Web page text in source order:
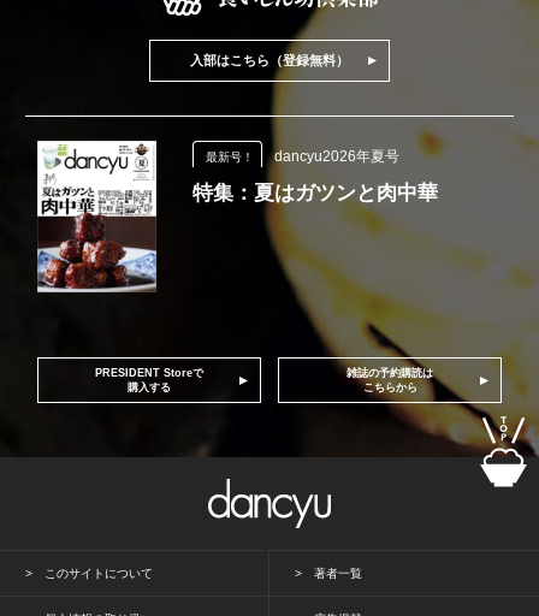
入部はこちら（登録無料）
最新号！ dancyu2026年夏号
特集：夏はガツンと肉中華
PRESIDENT Storeで
購入する
雑誌の予約購読は
こちらから
このサイトについて 著者一覧